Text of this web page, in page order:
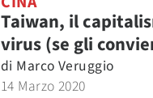
Taiwan, il
virus (se gli
di Marco Veruggio
14 Marzo 2020